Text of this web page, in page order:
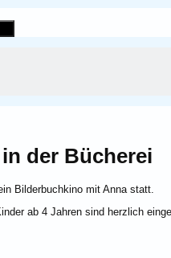
der Bücherei
Bilderbuchkino mit Anna statt.
ab 4 Jahren sind herzlich